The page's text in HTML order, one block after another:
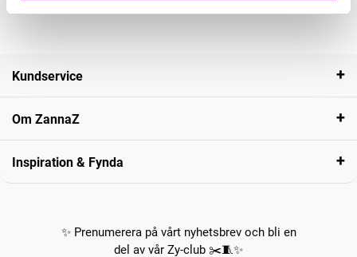
Kundservice
Om ZannaZ
Inspiration & Fynda
✨ Prenumerera på vårt nyhetsbrev och bli en
del av vår Zy-club ✂️🧵✨